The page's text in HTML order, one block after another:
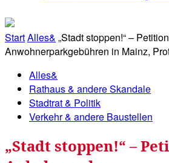
StartAlles& „Stadt stoppen!“ –
Anwohnerparkgebühren in Mainz,
Alles&
Rathaus & andere Skandale
Stadtrat & Politik
Verkehr & andere Baustellen
„Stadt stoppen!“ –